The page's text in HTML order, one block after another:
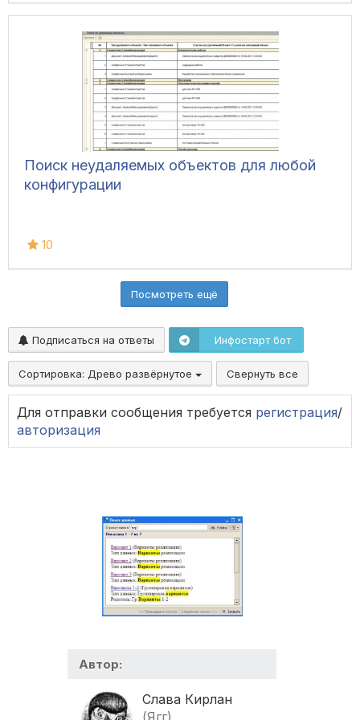
Поиск неудаляемых объектов для любой
конфигурации
10
Посмотреть ещё
Подписаться на ответы Инфостарт бот
Сортировка: Древо развёрнутое Свернуть все
Для отправки сообщения требуется регистрация/
авторизация
Автор:
Слава Кирлан